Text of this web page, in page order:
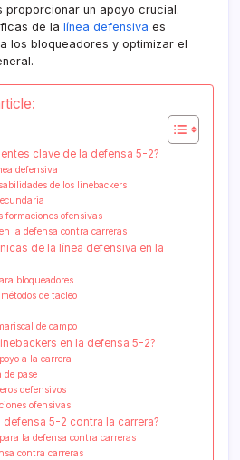
proporcionar un apoyo crucial.
de la línea defensiva es
los bloqueadores y optimizar el
clave de la defensa 5-2?
defensiva
de los linebackers
formaciones ofensivas
la defensa contra carreras
de la línea defensiva en la
bloqueadores
de tacleo
de campo
en la defensa 5-2?
a la carrera
de pase
defensivos
ofensivas
5-2 contra la carrera?
la defensa contra carreras
contra carreras